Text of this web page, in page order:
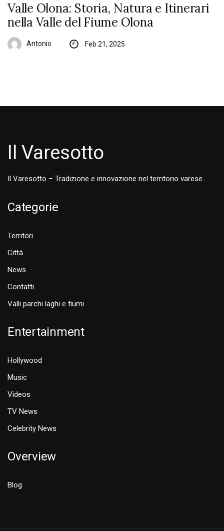
Valle Olona: Storia, Natura e Itinerari
nella Valle del Fiume Olona
Antonio Feb 21, 2025
Il Varesotto
Il Varesotto – Tradizione e innovazione nel territorio varese.
Categorie
Territori
Città
News
Contatti
Valli parchi laghi e fiumi
Entertainment
Hollywood
Music
Videos
TV News
Celebrity News
Overview
Blog